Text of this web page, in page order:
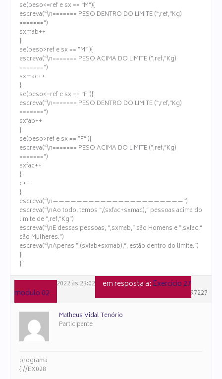
se(peso<=ref e sx == “M”){
escreva(“\n======= PESO DENTRO DO LIMITE (“,ref,”Kg)
=======”)
sxmab++
}
se(peso>ref e sx == “M” ){
escreva(“\n======= PESO ACIMA DO LIMITE (“,ref,”Kg)
=======”)
sxmac++
}
se(peso<=ref e sx == “F”){
escreva(“\n======= PESO DENTRO DO LIMITE (“,ref,”Kg)
=======”)
sxfab++
}
se(peso>ref e sx == “F” ){
escreva(“\n======= PESO ACIMA DO LIMITE (“,ref,”Kg)
=======”)
sxfac++
}
c++
}
escreva(“\n——————————————————————“)
escreva(“\nAo todo, temos “,(sxfac+sxmac),” pessoas acima do
limite de “,ref,”Kg”)
escreva(“\nE dessas pessoas, “,sxmab,” são Homens e “,sxfac,”
são Mulheres.”)
escreva(“\nApenas “,(sxfab+sxmab),”, estão dentro do limite.”)
}
}`
10 de julho de 2022 às 23:02
em resposta a: Exercício 27
modulo 02 #97227
Matheus Vidal Tenório
Participante
programa
{ //EX028